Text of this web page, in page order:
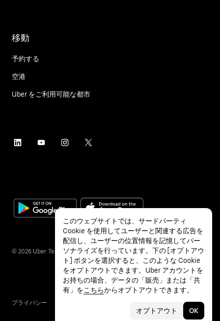
移動
予約する
空港
Uber をご利用可能な都市
© 2026 Uber Technologies Inc.
プライバシー
このウェブサイトでは、サードパーティ
Cookie を使用してユーザーと関連する広告を
配信し、ユーザーの位置情報を記憶してパー
ソナライズを行っています。下の [オプトアウ
ト] ボタンを選択すると、このような Cookie
をオプトアウトできます。Uber アカウントを
お持ちの場合、データの「販売」または「共
有」をこちらからオプトアウトできます。
オプトアウト OK